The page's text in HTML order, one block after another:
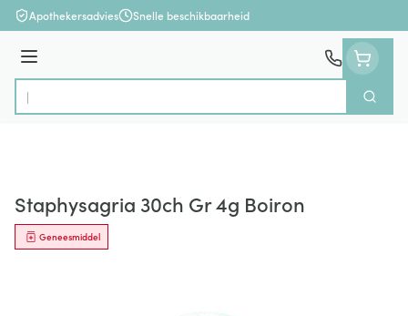
Ga naar de inhoud
Apothekersadvies Snelle beschikbaarheid
Menu
Product, merk, categorie...
Zoek
Staphysagria 30ch Gr 4g Boiron
Geneesmiddel